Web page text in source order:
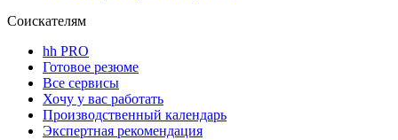
Соискателям
hh PRO
Готовое резюме
Все сервисы
Хочу у вас работать
Производственный календарь
Экспертная рекомендация